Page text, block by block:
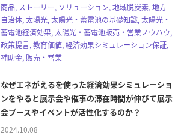
商品, ストーリー, ソリューション, 地域脱炭素, 地方
自治体, 太陽光, 太陽光・蓄電池の基礎知識, 太陽光・
蓄電池経済効果, 太陽光・蓄電池販売・営業ノウハウ,
政策提言, 教育価値, 経済効果シミュレーション保証,
補助金, 販売・営業
なぜエネがえるを使った経済効果シミュレーショ
ンをやると展示会や催事の滞在時間が伸びて展示
会ブースやイベントが活性化するのか？
2024.10.08